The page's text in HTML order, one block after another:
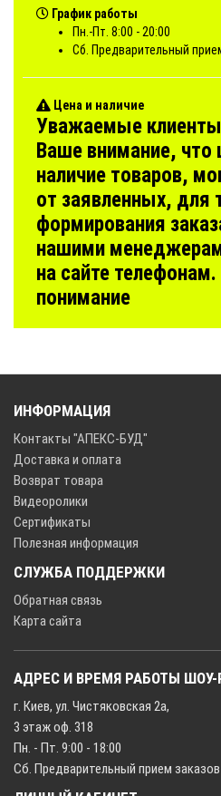
График работы
Пн.-Пт. 8:00 - 20:00
Сб. Предварительный
Цена и наличие
Уважаемые
Ваше внимание, что
наличие товаров,
от заявленных, для
формирования
нашими
на сайте
понимание
ИНФОРМАЦИЯ
Контакты "АПЕКС-БУД"
Доставка и оплата
Возврат товара
Видеоролики
Сертификаты
Полезная информация
СЛУЖБА ПОДДЕРЖКИ
Обратная связь
Карта сайта
АДРЕС И ВРЕМЯ РАБОТЫ
г. Киев, ул. Чистяковская 2а,
3 этаж оф. 318
Пн. - Пт. 9:00 - 18:00
Сб. Предварительный прием заказов